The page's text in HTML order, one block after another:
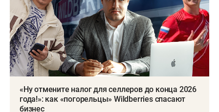
«Ну отмените налог для селлеров до конца 2026
года!»: как «погорельцы» Wildberries спасают
бизнес